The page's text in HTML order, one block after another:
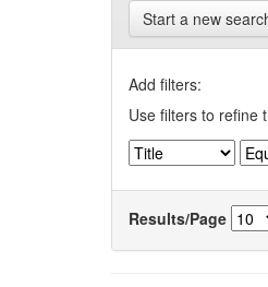
Start a new
Add filters:
Use filters to refine
Results/Page